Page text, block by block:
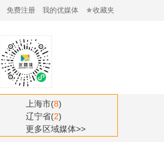
免费注册 我的优媒体 收藏夹
上海市(8)
辽宁省(2)
更多区域媒体>>